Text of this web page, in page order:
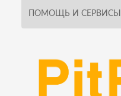
ПОМОЩЬ И СЕРВИСЫ